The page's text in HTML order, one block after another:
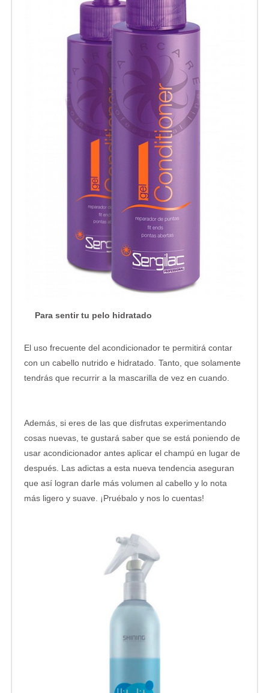
Para sentir tu pelo hidratado
El uso frecuente del acondicionador te permitirá contar
con un cabello nutrido e hidratado. Tanto, que solamente
tendrás que recurrir a la mascarilla de vez en cuando.
Además, si eres de las que disfrutas experimentando
cosas nuevas, te gustará saber que se está poniendo de
usar acondicionador antes aplicar el champú en lugar de
después. Las adictas a esta nueva tendencia aseguran
que así logran darle más volumen al cabello y lo nota
más ligero y suave. ¡Pruébalo y nos lo cuentas!